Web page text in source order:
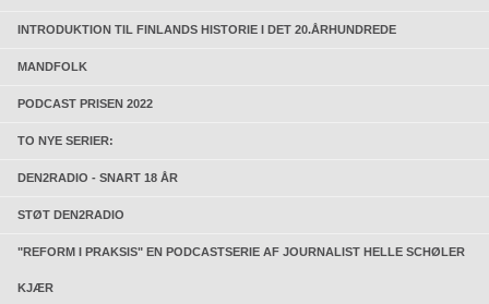
INTRODUKTION TIL FINLANDS HISTORIE I DET 20.ÅRHUNDREDE
MANDFOLK
PODCAST PRISEN 2022
TO NYE SERIER:
DEN2RADIO - SNART 18 ÅR
STØT DEN2RADIO
"REFORM I PRAKSIS" EN PODCASTSERIE AF JOURNALIST HELLE SCHØLER
KJÆR